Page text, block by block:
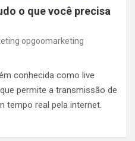
o que você precisa
opgoomarketing
conhecida como live
permite a transmissão de
tempo real pela internet.